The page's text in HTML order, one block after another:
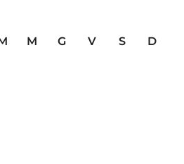
M G V S
D